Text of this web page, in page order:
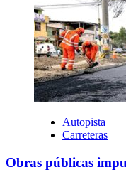
Autopista
Carreteras
Obras públicas